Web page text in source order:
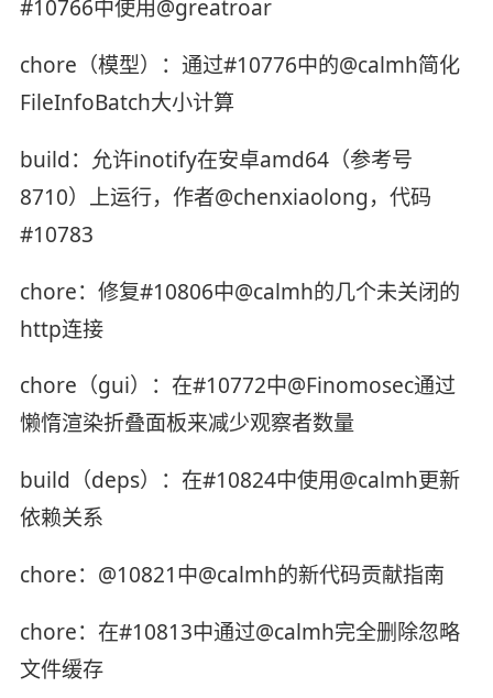
#10766中使用@greatroar
chore（模型）：通过#10776中的@calmh简化
FileInfoBatch大小计算
build：允许inotify在安卓amd64（参考号
8710）上运行，作者@chenxiaolong，代码
#10783
chore：修复#10806中@calmh的几个未关闭的
http连接
chore（gui）：在#10772中@Finomosec通过
懒惰渲染折叠面板来减少观察者数量
build（deps）：在#10824中使用@calmh更新
依赖关系
chore：@10821中@calmh的新代码贡献指南
chore：在#10813中通过@calmh完全删除忽略
文件缓存